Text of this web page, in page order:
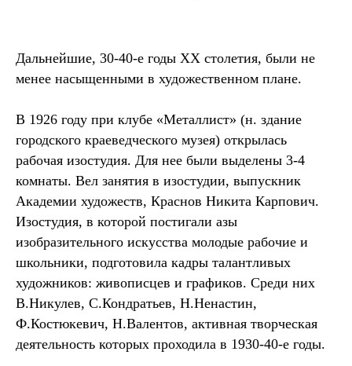
Дальнейшие, 30-40-е годы XX столетия, были не
менее насыщенными в художественном плане.
В 1926 году при клубе «Металлист» (н. здание
городского краеведческого музея) открылась
рабочая изостудия. Для нее были выделены 3-4
комнаты. Вел занятия в изостудии, выпускник
Академии художеств, Краснов Никита Карпович.
Изостудия, в которой постигали азы
изобразительного искусства молодые рабочие и
школьники, подготовила кадры талантливых
художников: живописцев и графиков. Среди них
В.Никулев, С.Кондратьев, Н.Ненастин,
Ф.Костюкевич, Н.Валентов, активная творческая
деятельность которых проходила в 1930-40-е годы.